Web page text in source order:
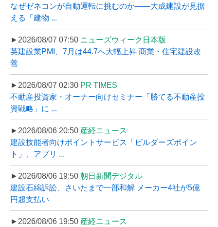
なぜゼネコンが自動運転に挑むのか――大成建設が見据
える「建物 ...
►2026/08/07 07:50 ニューズウィーク日本版
英建設業PMI、7月は44.7へ大幅上昇 商業・住宅建設改
善
►2026/08/07 02:30 PR TIMES
不動産投資家・オーナー向けセミナー「勝てる不動産投
資戦略」に ...
►2026/08/06 20:50 産経ニュース
建設技能者向けポイントサービス「ビルダーズポイン
ト」、アプリ ...
►2026/08/06 19:50 朝日新聞デジタル
建設石綿訴訟、さいたまで一部和解 メーカー4社が5億
円超支払い
►2026/08/06 19:50 産経ニュース